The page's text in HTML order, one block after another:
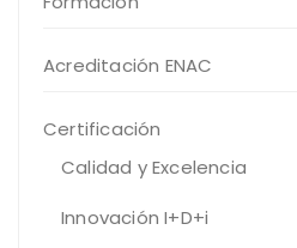
Acreditación ENAC
Certificación
Calidad y Excelencia
Innovación I+D+i